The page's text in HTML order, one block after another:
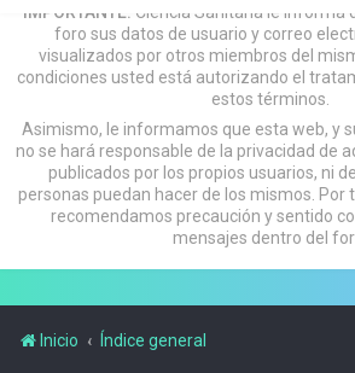
IMPORTANTE: Ciencia Sanitaria le informa
foro sus datos de usuario y correo
visualizados por otros miembros del
condiciones usted está autorizando el
estos términos.
Asimismo, le informamos que esta web, y
no se hará responsable de la privacidad de
publicados por los propios usuarios, ni
personas puedan hacer de los mismos. Por
recomendamos precaución y sentido
mensajes dentro del
Inicio Índice general